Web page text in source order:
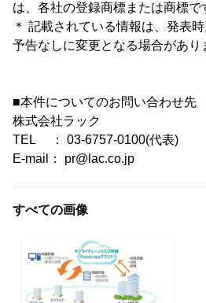
は、各社の登録商標または商標で
＊ 記載されている情報は、発表
予告なしに変更となる場合があり
■本件についてのお問い合わせ先
株式会社ラック
TEL ： 03-6757-0100(代表)
E-mail： pr@lac.co.jp
すべての画像